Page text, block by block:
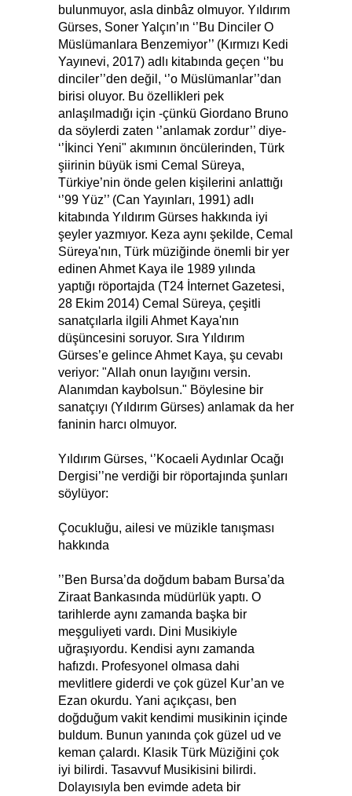
bulunmuyor, asla dinbâz olmuyor. Yıldırım
Gürses, Soner Yalçın’ın ‘’Bu Dinciler O
Müslümanlara Benzemiyor’’ (Kırmızı Kedi
Yayınevi, 2017) adlı kitabında geçen ‘’bu
dinciler’’den değil, ‘’o Müslümanlar’’dan
birisi oluyor. Bu özellikleri pek
anlaşılmadığı için -çünkü Giordano Bruno
da söylerdi zaten ‘’anlamak zordur’’ diye-
‘’İkinci Yeni" akımının öncülerinden, Türk
şiirinin büyük ismi Cemal Süreya,
Türkiye’nin önde gelen kişilerini anlattığı
‘’99 Yüz’’ (Can Yayınları, 1991) adlı
kitabında Yıldırım Gürses hakkında iyi
şeyler yazmıyor. Keza aynı şekilde, Cemal
Süreya'nın, Türk müziğinde önemli bir yer
edinen Ahmet Kaya ile 1989 yılında
yaptığı röportajda (T24 İnternet Gazetesi,
28 Ekim 2014) Cemal Süreya, çeşitli
sanatçılarla ilgili Ahmet Kaya'nın
düşüncesini soruyor. Sıra Yıldırım
Gürses’e gelince Ahmet Kaya, şu cevabı
veriyor: "Allah onun layığını versin.
Alanımdan kaybolsun." Böylesine bir
sanatçıyı (Yıldırım Gürses) anlamak da her
faninin harcı olmuyor.
Yıldırım Gürses, ‘’Kocaeli Aydınlar Ocağı
Dergisi’’ne verdiği bir röportajında şunları
söylüyor:
Çocukluğu, ailesi ve müzikle tanışması
hakkında
’’Ben Bursa’da doğdum babam Bursa’da
Ziraat Bankasında müdürlük yaptı. O
tarihlerde aynı zamanda başka bir
meşguliyeti vardı. Dini Musikiyle
uğraşıyordu. Kendisi aynı zamanda
hafızdı. Profesyonel olmasa dahi
mevlitlere giderdi ve çok güzel Kur’an ve
Ezan okurdu. Yani açıkçası, ben
doğduğum vakit kendimi musikinin içinde
buldum. Bunun yanında çok güzel ud ve
keman çalardı. Klasik Türk Müziğini çok
iyi bilirdi. Tasavvuf Musikisini bilirdi.
Dolayısıyla ben evimde adeta bir